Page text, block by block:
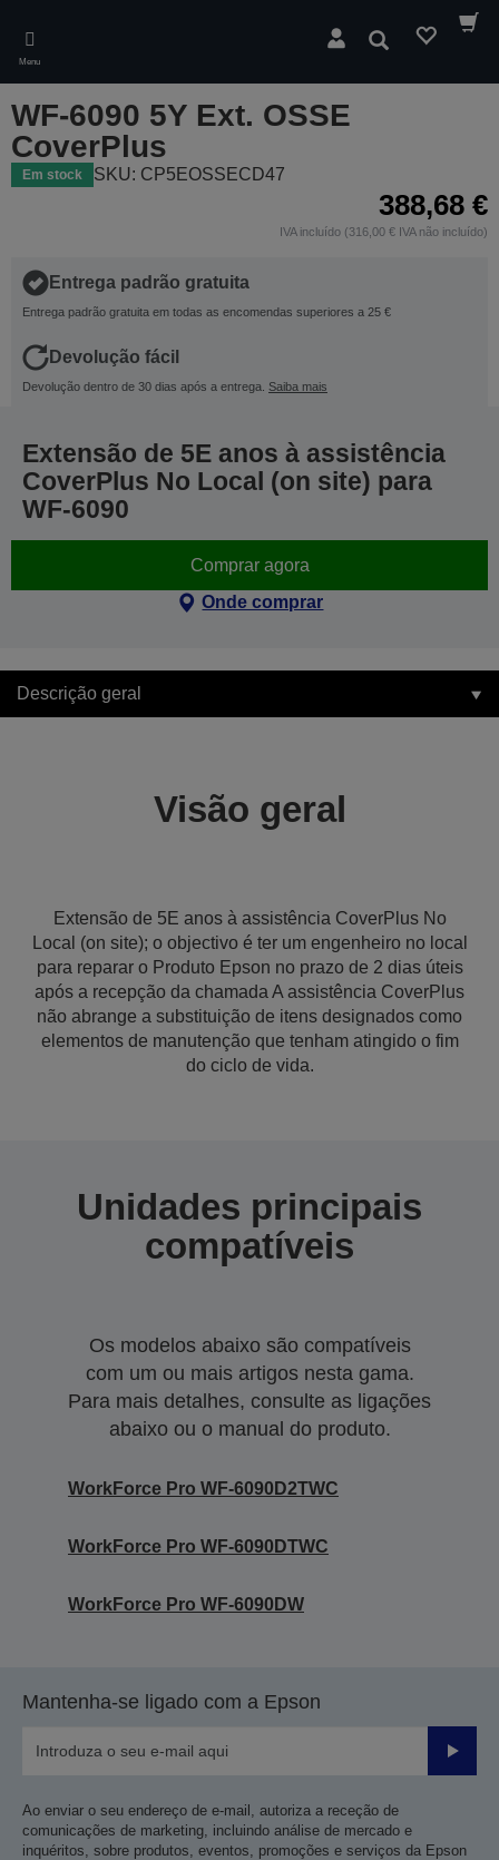
main
content
Menu
Pesquisar
WF-6090 5Y Ext. OSSE
CoverPlus
Em stock SKU: CP5EOSSECD47
388,68 €
IVA incluído (316,00 € IVA não incluído)
Entrega padrão gratuita
Entrega padrão gratuita em todas as encomendas superiores a 25 €
Devolução fácil
Devolução dentro de 30 dias após a entrega. Saiba mais
Extensão de 5E anos à assistência
CoverPlus No Local (on site) para
WF-6090
Comprar agora
Onde comprar
Descrição geral
Visão geral
Extensão de 5E anos à assistência CoverPlus No
Local (on site); o objectivo é ter um engenheiro no local
para reparar o Produto Epson no prazo de 2 dias úteis
após a recepção da chamada A assistência CoverPlus
não abrange a substituição de itens designados como
elementos de manutenção que tenham atingido o fim
do ciclo de vida.
Unidades principais
compatíveis
Os modelos abaixo são compatíveis
com um ou mais artigos nesta gama.
Para mais detalhes, consulte as ligações
abaixo ou o manual do produto.
WorkForce Pro WF-6090D2TWC
WorkForce Pro WF-6090DTWC
WorkForce Pro WF-6090DW
Mantenha-se ligado com a Epson
Enviar
Ao enviar o seu endereço de e-mail, autoriza a receção de
comunicações de marketing, incluindo análise de mercado e
inquéritos, sobre produtos, eventos, promoções e serviços da Epson